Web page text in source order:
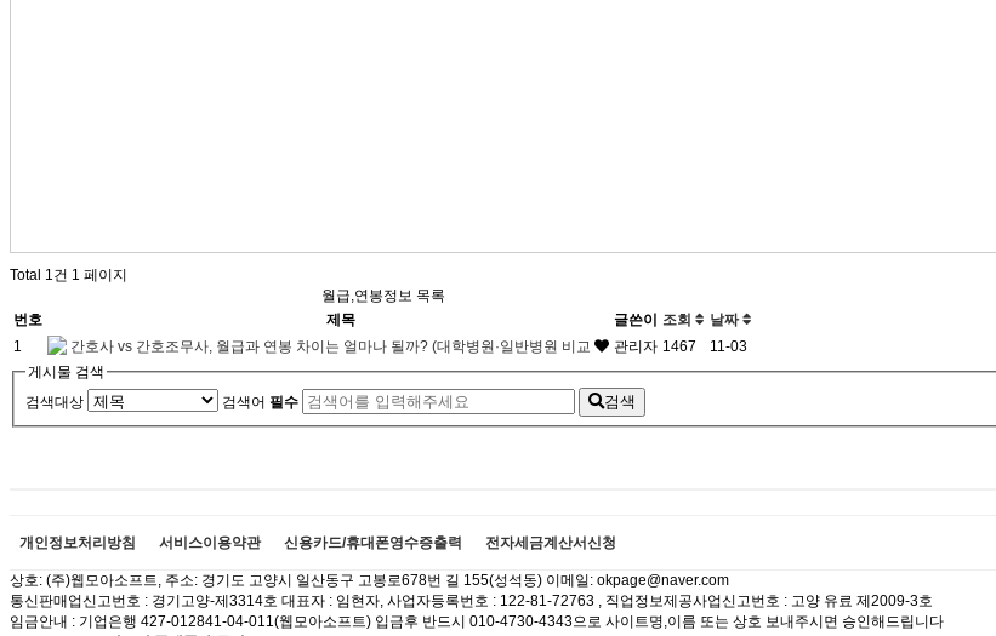
Total 1건 1 페이지
월급,연봉정보 목록
번호
제목 글쓴이 조회
날짜
1
간호사 vs 간호조무사, 월급과 연봉 차이는 얼마나 될까? (대학병원·일반병원 비교 관리자 1467
11-03
게시물 검색
검색대상
검색어 필수 검색
개인정보처리방침 서비스이용약관 신용카드/휴대폰영수증출력 전자세금계산서신청
상호: (주)웹모아소프트, 주소: 경기도 고양시 일산동구 고봉로678번 길 155(성석동) 이메일: okpage@naver.com
통신판매업신고번호 : 경기고양-제3314호 대표자 : 임현자, 사업자등록번호 : 122-81-72763 , 직업정보제공사업신고번호 : 고양 유료 제2009-3호
임금안내 : 기업은행 427-012841-04-011(웹모아소프트) 입금후 반드시 010-4730-4343으로 사이트명,이름 또는 상호 보내주시면 승인해드립니다